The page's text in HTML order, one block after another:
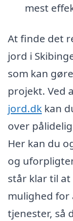
mest
At finde det
jord i
som kan
projekt. Ved
jord.dk kan
over
Her kan du
og
står klar til
mulighed for
tjenester, så